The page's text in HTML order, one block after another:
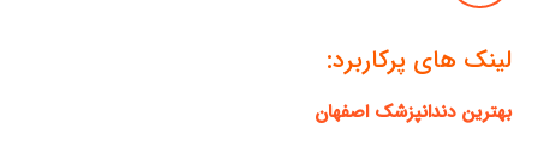
لینک های پرکاربرد:
بهترین دندانپزشک اصفهان